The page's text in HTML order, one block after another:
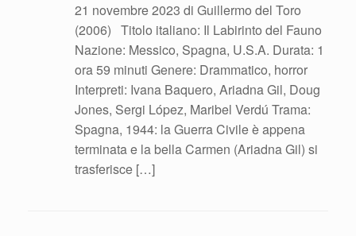
21 novembre 2023 di Guillermo del Toro
(2006) Titolo italiano: Il Labirinto del Fauno
Nazione: Messico, Spagna, U.S.A. Durata: 1
ora 59 minuti Genere: Drammatico, horror
Interpreti: Ivana Baquero, Ariadna Gil, Doug
Jones, Sergi López, Maribel Verdú Trama:
Spagna, 1944: la Guerra Civile è appena
terminata e la bella Carmen (Ariadna Gil) si
trasferisce […]